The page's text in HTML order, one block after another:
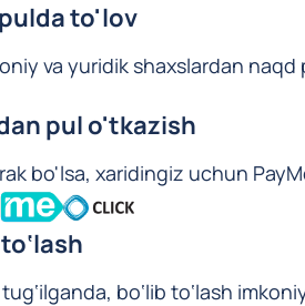
to'lov
va yuridik shaxslardan
pul o'tkazish
bo'lsa, xaridingiz uchun
bo‘lib to‘lash